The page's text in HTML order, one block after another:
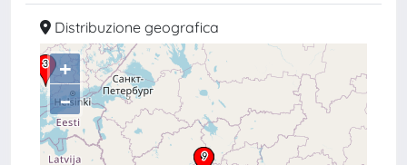
Distribuzione geografica
+
–